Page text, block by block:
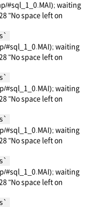
#sql_1_0.MAI); waiting
"No space left on
#sql_1_0.MAI); waiting
"No space left on
#sql_1_0.MAI); waiting
"No space left on
#sql_1_0.MAI); waiting
"No space left on
#sql_1_0.MAI); waiting
"No space left on